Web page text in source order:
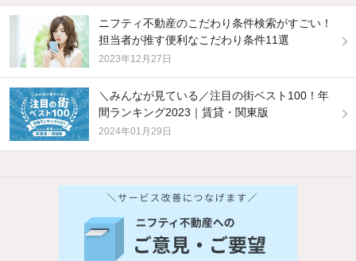
ニフティ不動産のこだわり条件検索がすごい！
担当者が推す便利なこだわり条件11選
2023年12月27日
＼みんなが見ている／注目の街ベスト100！年
間ランキング2023｜賃貸・関東版
2024年01月29日
他の人はこんな条件で絞り込んでいます！
バス・トイレ別 2階以上